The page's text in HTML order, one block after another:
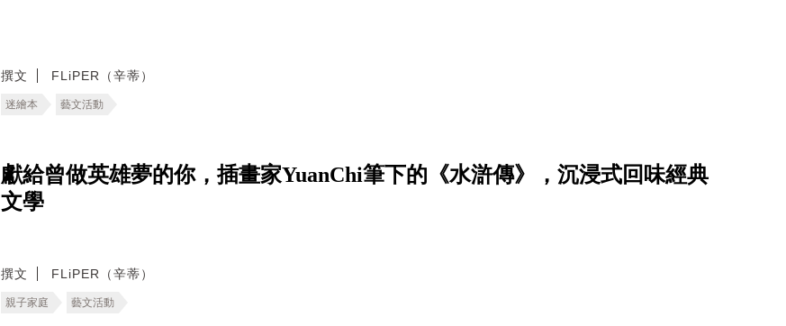
撰文 FLiPER（辛蒂）
迷繪本 藝文活動
獻給曾做英雄夢的你，插畫家YuanChi筆下的《水滸傳》，沉浸式回味經典
文學
撰文 FLiPER（辛蒂）
親子家庭 藝文活動